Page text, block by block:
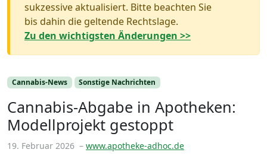
sukzessive aktualisiert. Bitte beachten Sie
bis dahin die geltende Rechtslage.
Zu den wichtigsten Änderungen >>
Cannabis-News Sonstige Nachrichten
Cannabis-Abgabe in Apotheken:
Modellprojekt gestoppt
19. Februar 2026 – www.apotheke-adhoc.de